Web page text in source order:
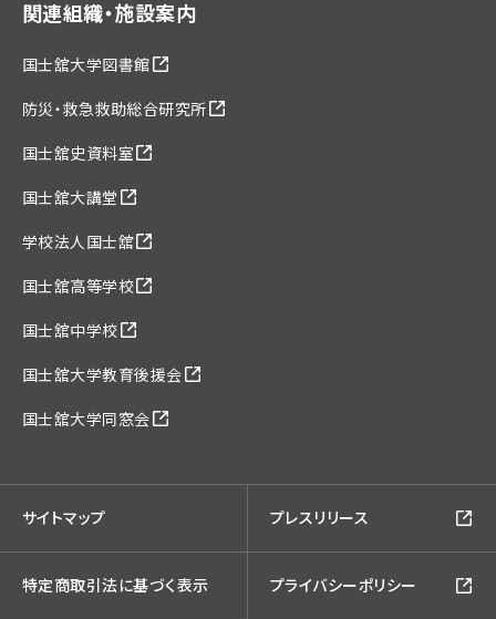
関連組織・施設案内
国士舘大学図書館
防災・救急救助総合研究所
国士舘史資料室
国士舘大講堂
学校法人国士舘
国士舘高等学校
国士舘中学校
国士舘大学教育後援会
国士舘大学同窓会
サイトマップ プレスリリース
特定商取引法に基づく表示 プライバシーポリシー